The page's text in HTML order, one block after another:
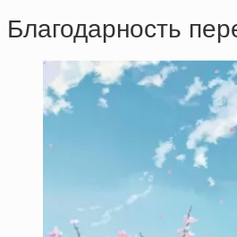
Благодарность